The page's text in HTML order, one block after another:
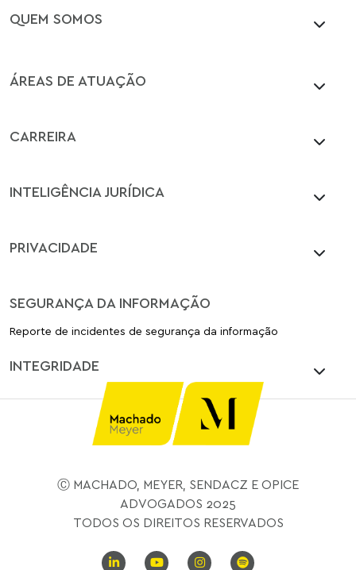
QUEM SOMOS
ÁREAS DE ATUAÇÃO
CARREIRA
INTELIGÊNCIA JURÍDICA
PRIVACIDADE
SEGURANÇA DA INFORMAÇÃO
Reporte de incidentes de segurança da informação
INTEGRIDADE
Ⓒ MACHADO, MEYER, SENDACZ E OPICE
ADVOGADOS 2025
TODOS OS DIREITOS RESERVADOS